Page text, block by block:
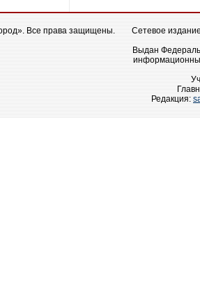
Все права защищены.
Сетевое
Выдан
Редакция: